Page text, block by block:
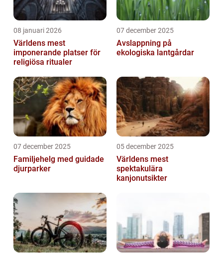
08 januari 2026
Världens mest
imponerande platser för
religiösa ritualer
07 december 2025
Avslappning på
ekologiska lantgårdar
07 december 2025
Familjehelg med guidade
djurparker
05 december 2025
Världens mest
spektakulära
kanjonutsikter